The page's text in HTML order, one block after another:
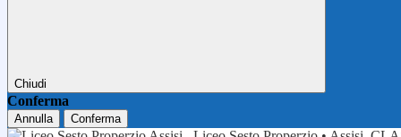
Chiudi
Conferma
Annulla Conferma